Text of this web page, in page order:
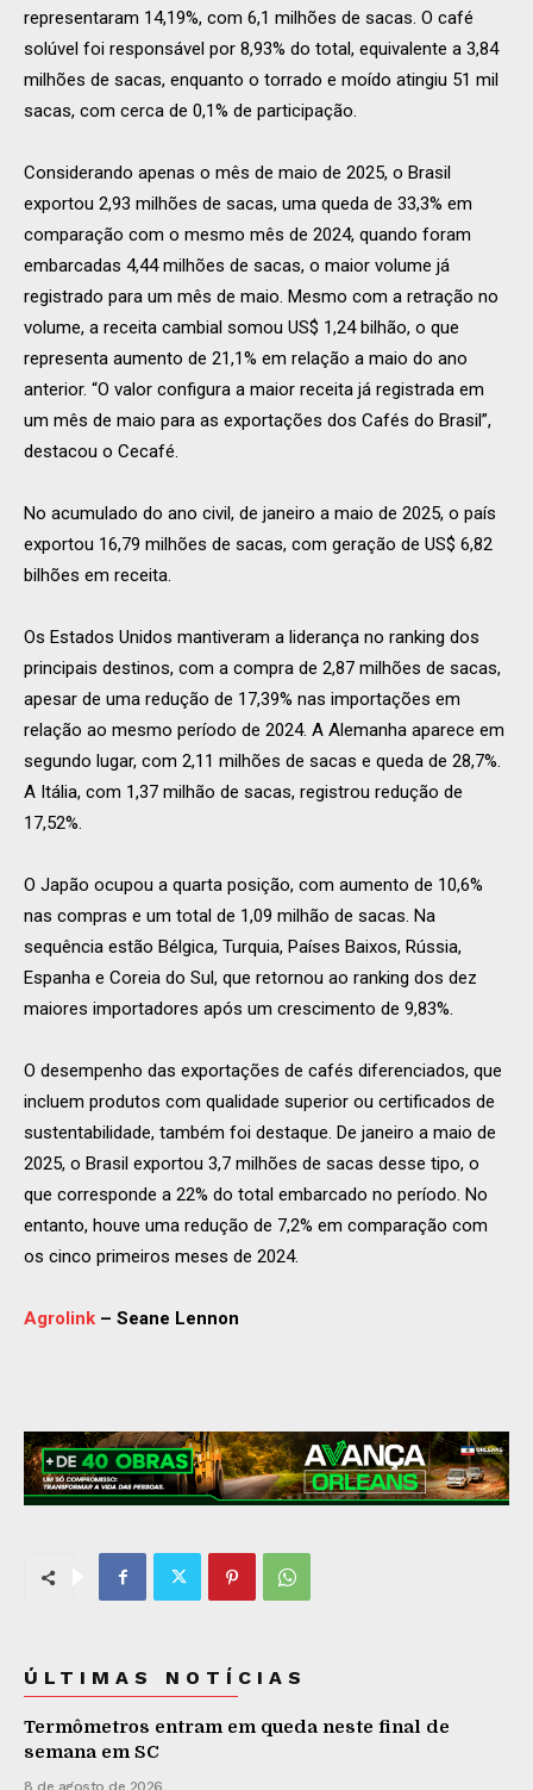
representaram 14,19%, com 6,1 milhões de sacas. O café
solúvel foi responsável por 8,93% do total, equivalente a 3,84
milhões de sacas, enquanto o torrado e moído atingiu 51 mil
sacas, com cerca de 0,1% de participação.
Considerando apenas o mês de maio de 2025, o Brasil
exportou 2,93 milhões de sacas, uma queda de 33,3% em
comparação com o mesmo mês de 2024, quando foram
embarcadas 4,44 milhões de sacas, o maior volume já
registrado para um mês de maio. Mesmo com a retração no
volume, a receita cambial somou US$ 1,24 bilhão, o que
representa aumento de 21,1% em relação a maio do ano
anterior. “O valor configura a maior receita já registrada em
um mês de maio para as exportações dos Cafés do Brasil”,
destacou o Cecafé.
No acumulado do ano civil, de janeiro a maio de 2025, o país
exportou 16,79 milhões de sacas, com geração de US$ 6,82
bilhões em receita.
Os Estados Unidos mantiveram a liderança no ranking dos
principais destinos, com a compra de 2,87 milhões de sacas,
apesar de uma redução de 17,39% nas importações em
relação ao mesmo período de 2024. A Alemanha aparece em
segundo lugar, com 2,11 milhões de sacas e queda de 28,7%.
A Itália, com 1,37 milhão de sacas, registrou redução de
17,52%.
O Japão ocupou a quarta posição, com aumento de 10,6%
nas compras e um total de 1,09 milhão de sacas. Na
sequência estão Bélgica, Turquia, Países Baixos, Rússia,
Espanha e Coreia do Sul, que retornou ao ranking dos dez
maiores importadores após um crescimento de 9,83%.
O desempenho das exportações de cafés diferenciados, que
incluem produtos com qualidade superior ou certificados de
sustentabilidade, também foi destaque. De janeiro a maio de
2025, o Brasil exportou 3,7 milhões de sacas desse tipo, o
que corresponde a 22% do total embarcado no período. No
entanto, houve uma redução de 7,2% em comparação com
os cinco primeiros meses de 2024.
Agrolink – Seane Lennon
ÚLTIMAS NOTÍCIAS
Termômetros entram em queda neste final de
semana em SC